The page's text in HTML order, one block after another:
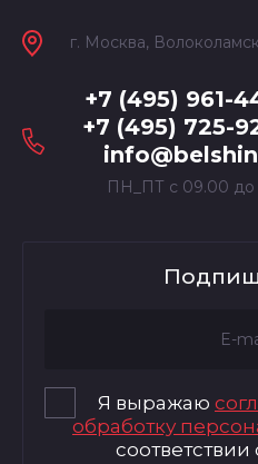
+7 (495) 961-
+7 (495) 725-
ПН_ПТ с 09.00 до
г. Москва,
Я выражаю
обработку
соответствии